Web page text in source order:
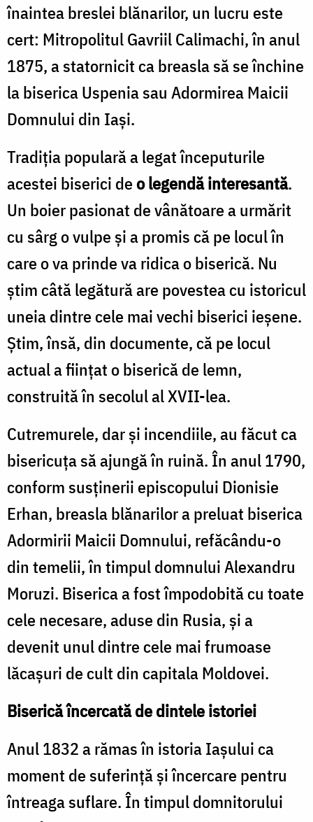
înaintea breslei blănarilor, un lucru este
cert: Mitropolitul Gavriil Calimachi, în anul
1875, a statornicit ca breasla să se închine
la biserica Uspenia sau Adormirea Maicii
Domnului din Iași.
Tradiția populară a legat începuturile
acestei biserici deo legendă interesantă.
Un boier pasionat de vânătoare a urmărit
cu sârg o vulpe și a promis că pe locul în
care o va prinde va ridica o biserică. Nu
știm câtă legătură are povestea cu istoricul
uneia dintre cele mai vechi biserici ieșene.
Știm, însă, din documente, că pe locul
actual a ființat o biserică de lemn,
construită în secolul al XVII-lea.
Cutremurele, dar și incendiile, au făcut ca
bisericuța să ajungă în ruină. În anul 1790,
conform susținerii episcopului Dionisie
Erhan, breasla blănarilor a preluat biserica
Adormirii Maicii Domnului, refăcându-o
din temelii, în timpul domnului Alexandru
Moruzi. Biserica a fost împodobită cu toate
cele necesare, aduse din Rusia, și a
devenit unul dintre cele mai frumoase
lăcașuri de cult din capitala Moldovei.
Biserică încercată de dintele istoriei
Anul 1832 a rămas în istoria Iașului ca
moment de suferință și încercare pentru
întreaga suflare. În timpul domnitorului